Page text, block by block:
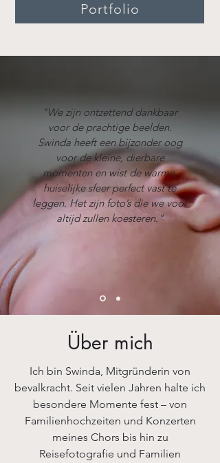
Portfolio
"We zijn ontzettend dankbaar
voor de prachtige beelden.
Swinda heeft een bijzonder oog
voor de kleine, dierbare
momenten en wist de warme,
huiselijke sfeer perfect vast te
leggen. Het zijn foto’s die we voor
altijd zullen koesteren."
Über mich
Ich bin Swinda, Mitgründerin von
bevalkracht. Seit vielen Jahren halte ich
besondere Momente fest – von
Familienhochzeiten und Konzerten
meines Chors bis hin zu
Reisefotografie und Familien